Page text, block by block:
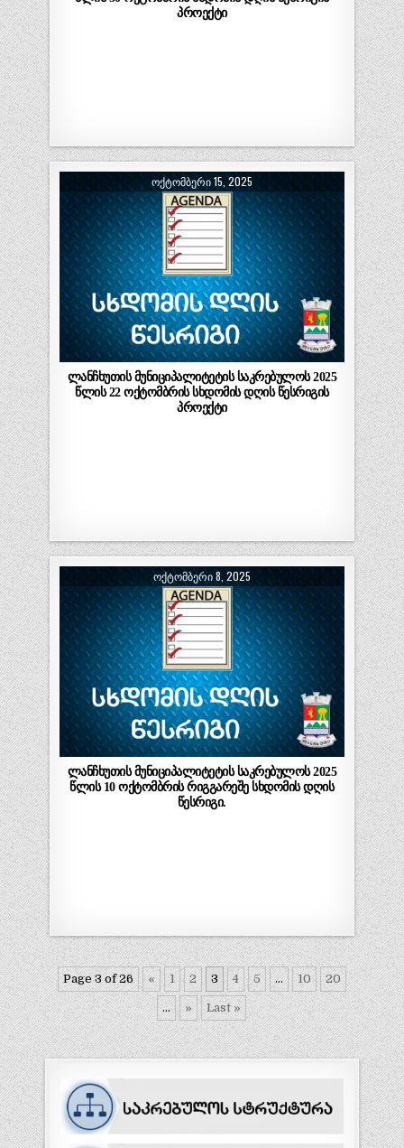
პროექტი
ᲝᲥᲢᲝᲛᲑᲔᲠᲘ 15, 2025
ლანჩხუთის მუნიციპალიტეტის საკრებულოს 2025
წლის 22 ოქტომბრის სხდომის დღის წესრიგის
პროექტი
ᲝᲥᲢᲝᲛᲑᲔᲠᲘ 8, 2025
ლანჩხუთის მუნიციპალიტეტის საკრებულოს 2025
წლის 10 ოქტომბრის რიგგარეშე სხდომის დღის
წესრიგი.
Page 3 of 26 « 1 2 3 4 5 ... 10 20
... » Last »